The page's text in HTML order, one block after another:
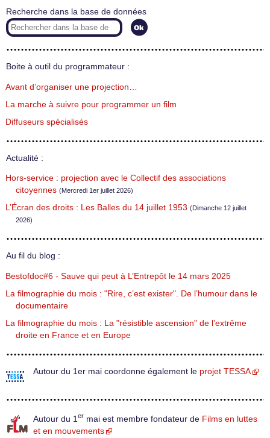
Recherche dans la base de données
Boite à outil du programmateur :
Avant d’organiser une projection…
La marche à suivre pour programmer un film
Diffuseurs spécialisés
Actualité :
Hors-service : projection avec le Collectif des associations
citoyennes (Mercredi 1er juillet 2026)
L’Écran des droits : Les Balles du 14 juillet 1953 (Dimanche 12 juillet
2026)
Au fil du blog :
Bestofdoc#6 - Sauve qui peut à L’Entrepôt le 14 mars 2025
La filmographie du mois : "Rire, c’est exister". De l’humour dans le
documentaire
La filmographie du mois : La "résistible ascension" de l’extrême
droite en France et en Europe
Autour du 1er mai coordonne également le projet TESSA
Autour du 1 er mai est membre fondateur de Films en luttes
et en mouvements